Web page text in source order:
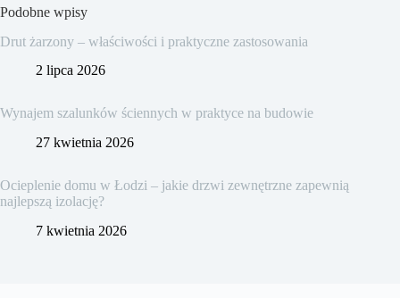
Podobne wpisy
Drut żarzony – właściwości i praktyczne zastosowania
2 lipca 2026
Wynajem szalunków ściennych w praktyce na budowie
27 kwietnia 2026
Ocieplenie domu w Łodzi – jakie drzwi zewnętrzne zapewnią
najlepszą izolację?
7 kwietnia 2026